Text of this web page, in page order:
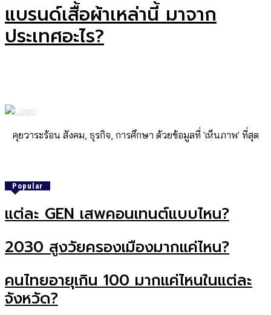
แบรนด์เสื้อผ้าเหล่านี้ มาจาก
ประเทศอะไร?
คุยวาระร้อน สังคม, ธุรกิจ, การศึกษา ด้วยข้อมูลที่ 'เห็นภาพ' ที่สุด
Popular
แต่ละ GEN เสพคอนเทนต์แบบไหน?
2030 สูงวัยครองเมืองมากแค่ไหน?
คนไทยอายุเกิน 100 มากแค่ไหนในแต่ละ
จังหวัด?